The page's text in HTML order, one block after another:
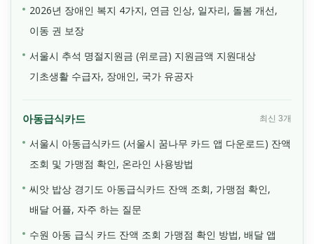
2026년 장애인 복지 4가지, 연금 인상, 일자리, 돌봄 개선,
이동 권 보장
서울시 추석 명절지원금 (위로금) 지원금액 지원대상
기초생활 수급자, 장애인, 국가 유공자
아동급식카드 최신 3개
서울시 아동급식카드 (서울시 꿈나무 카드 앱 다운로드) 잔액
조회 및 가맹점 확인, 온라인 사용방법
씨앗 밥상 경기도 아동급식카드 잔액 조회, 가맹점 확인,
배달 어플, 자주 하는 질문
수원 아동 급식 카드 잔액 조회 가맹점 확인 방법, 배달 앱